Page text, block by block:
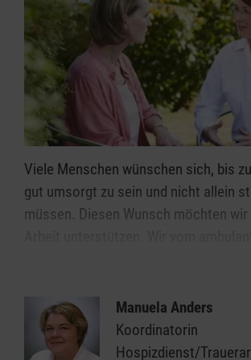
Viele Menschen wünschen sich, bis
gut umsorgt zu sein und nicht allein
müssen. Diesen Wunsch möchten
und Palliativberatungsdienst
sterbende Menschen und begleiten
Abschnitt ihres Lebens.
Manuela Anders
Koordinatorin
Hospizdienst/